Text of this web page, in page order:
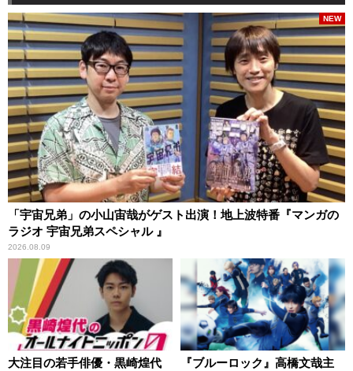
「宇宙兄弟」の小山宙哉がゲスト出演！地上波特番『マンガの
ラジオ 宇宙兄弟スペシャル 』
2026.08.09
NEW
大注目の若手俳優・黒崎煌代
『ブルーロック』高橋文哉主